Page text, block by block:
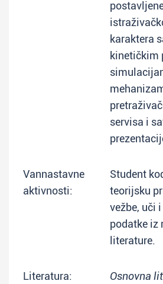
karaktera
kinetičkim
servisa i
Vannastavne
aktivnosti:
Student
teorijsku
vežbe, uči
podatke iz
literature.
Literatura:
Osnovna